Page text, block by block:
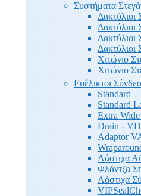
Συστήματα
Χιτώνιο
Χιτώνιο
Ευέλικτοι
Standard
Standard
Extra
Drain -
Adaptor
Λάστιχα
Φλάντζα
Λάστιχα